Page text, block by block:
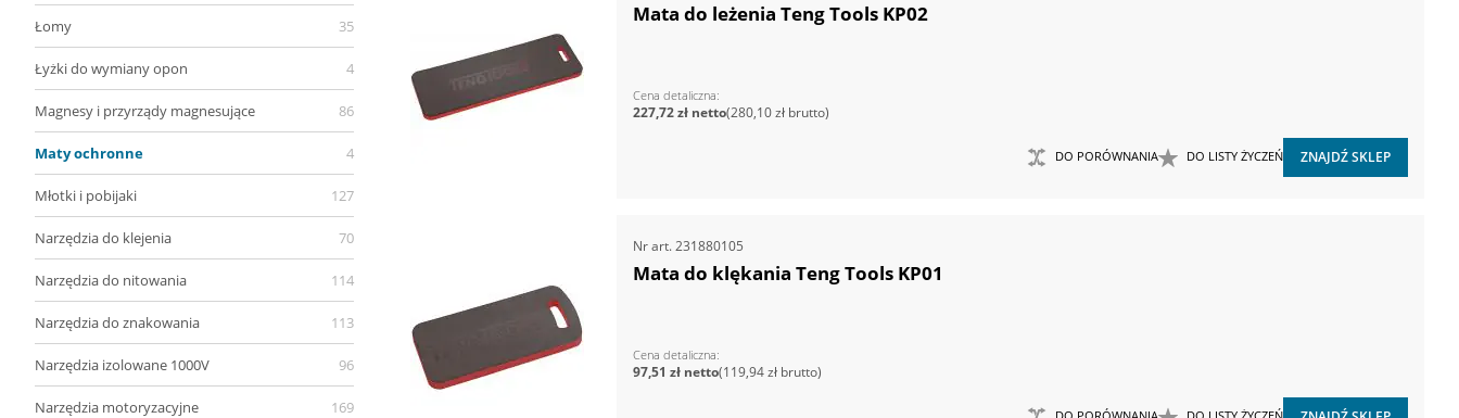
Mata do leżenia Teng Tools KP02
Cena detaliczna
280,10 zł
227,72 zł
DO LISTY ŻYCZEŃ
DO PORÓWNANIA ZNAJDŹ SKLEP
Nr art. 231880105
Mata do klękania Teng Tools KP01
Cena detaliczna
119,94 zł
97,51 zł
Łomy 35
Łyżki do wymiany opon 4
Magnesy i przyrządy magnesujące 86
Maty ochronne 4
Młotki i pobijaki 127
Narzędzia do klejenia 70
Narzędzia do nitowania 114
Narzędzia do znakowania 113
Narzędzia izolowane 1000V 96
Narzędzia motoryzacyjne 169